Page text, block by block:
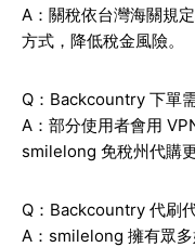
A：關稅依台灣海關規
方式，降低稅金風險。
Q：Backcountry 下單
A：部分使用者會用
smilelong 免稅州代購更
Q：Backcountry 代刷
A：smilelong 擁有眾